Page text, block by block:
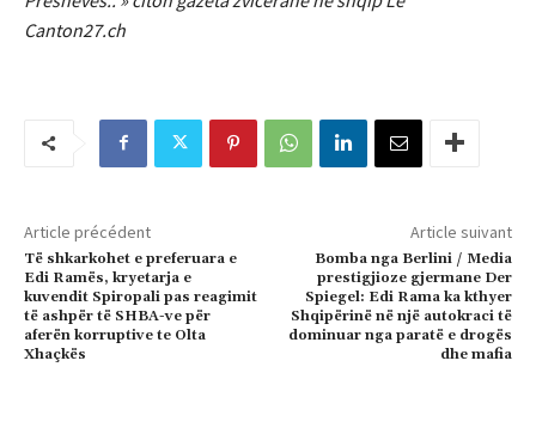
Canton27.ch
Article précédent
Të shkarkohet e preferuara e
Edi Ramës, kryetarja e
kuvendit Spiropali pas reagimit
të ashpër të SHBA-ve për
aferën korruptive te Olta
Xhaçkës
Article suivant
Bomba nga Berlini / Media
prestigjioze gjermane Der
Spiegel: Edi Rama ka kthyer
Shqipërinë në një autokraci të
dominuar nga paratë e drogës
dhe mafia